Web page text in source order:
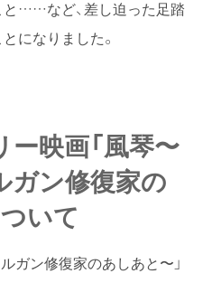
……など、差し迫った足踏
になりました。
映画「風琴〜
ガン修復家の
いて
ガン修復家のあしあと〜」